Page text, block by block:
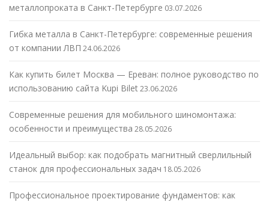
металлопроката в Санкт-Петербурге 03.07.2026
Гибка металла в Санкт-Петербурге: современные решения
от компании ЛВП 24.06.2026
Как купить билет Москва — Ереван: полное руководство по
использованию сайта Kupi Bilet23.06.2026
Современные решения для мобильного шиномонтажа:
особенности и преимущества 28.05.2026
Идеальный выбор: как подобрать магнитный сверлильный
станок для профессиональных задач 18.05.2026
Профессиональное проектирование фундаментов: как